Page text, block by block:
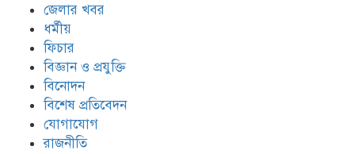
জেলার খবর
ধর্মীয়
ফিচার
বিজ্ঞান ও প্রযুক্তি
বিনোদন
বিশেষ প্রতিবেদন
যোগাযোগ
রাজনীতি